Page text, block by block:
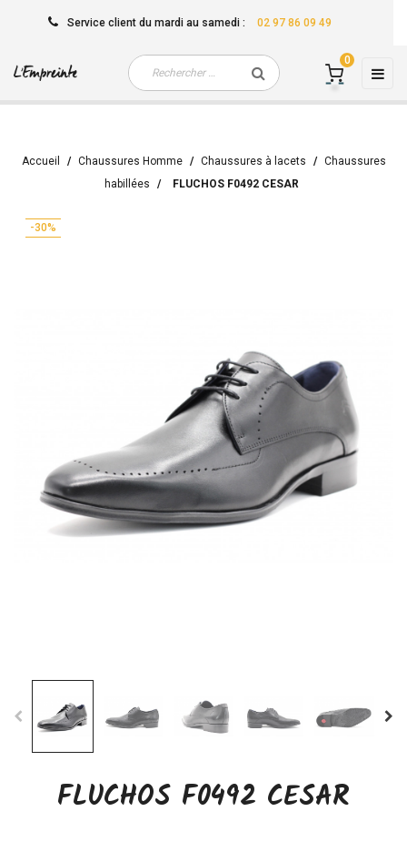
Service client du mardi au samedi : 02 97 86 09 49
☰
0
Accueil Chaussures Homme Chaussures à lacets
Chaussures
habillées
FLUCHOS F0492 CESAR
-30%
FLUCHOS F0492 CESAR